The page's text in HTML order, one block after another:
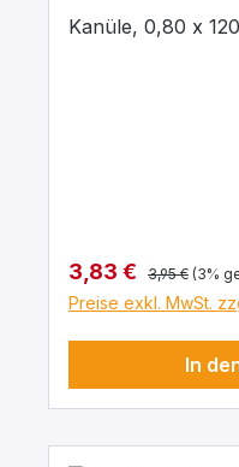
Kanüle, 0,80 x
Verkaufspreis:
3,83 € Regulärer
3,95 € (3%
Preise exkl. MwSt.
In